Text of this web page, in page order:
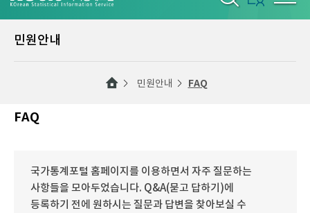
민원안내
민원안내 FAQ
FAQ
국가통계포털 홈페이지를 이용하면서 자주 질문하는
사항들을 모아두었습니다. Q&A(묻고 답하기)에
등록하기 전에 원하시는 질문과 답변을 찾아보실 수